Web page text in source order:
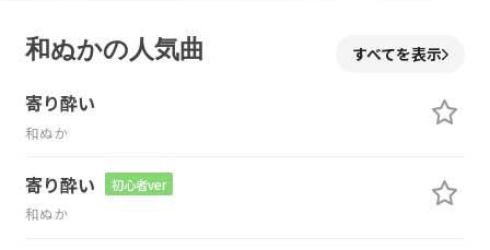
和ぬかの人気曲 すべてを表示
寄り酔い
和ぬか
寄り酔い 初心者ver
和ぬか